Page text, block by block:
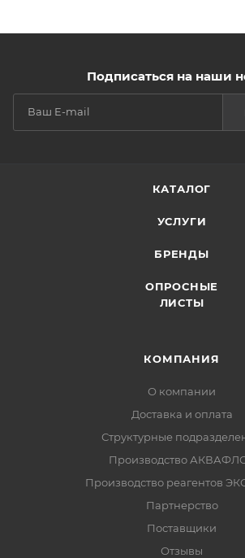
Подписаться на наши
КАТАЛОГ
УСЛУГИ
БРЕНДЫ
ОПРОСНЫЕ
ЛИСТЫ
КОМПАНИЯ
О компании
Доставка и оплата
Структурные
Производство
Производство реагентов
Партнерство
Поставщики
Отзывы